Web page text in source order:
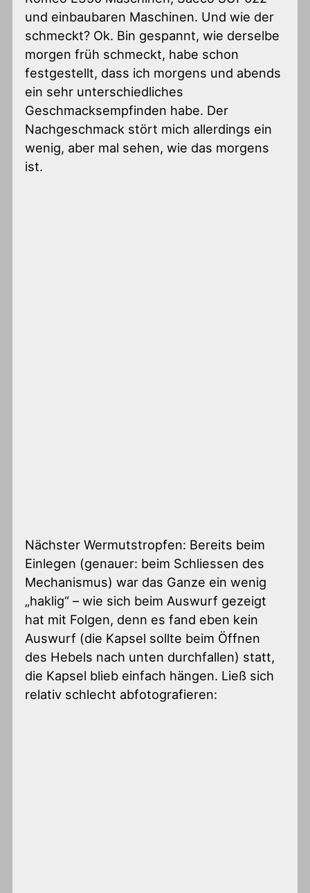
und einbaubaren Maschinen. Und wie der
schmeckt? Ok. Bin gespannt, wie derselbe
morgen früh schmeckt, habe schon
festgestellt, dass ich morgens und abends
ein sehr unterschiedliches
Geschmacksempfinden habe. Der
Nachgeschmack stört mich allerdings ein
wenig, aber mal sehen, wie das morgens
ist.
Nächster Wermutstropfen: Bereits beim
Einlegen (genauer: beim Schliessen des
Mechanismus) war das Ganze ein wenig
„haklig“ – wie sich beim Auswurf gezeigt
hat mit Folgen, denn es fand eben kein
Auswurf (die Kapsel sollte beim Öffnen
des Hebels nach unten durchfallen) statt,
die Kapsel blieb einfach hängen. Ließ sich
relativ schlecht abfotografieren: